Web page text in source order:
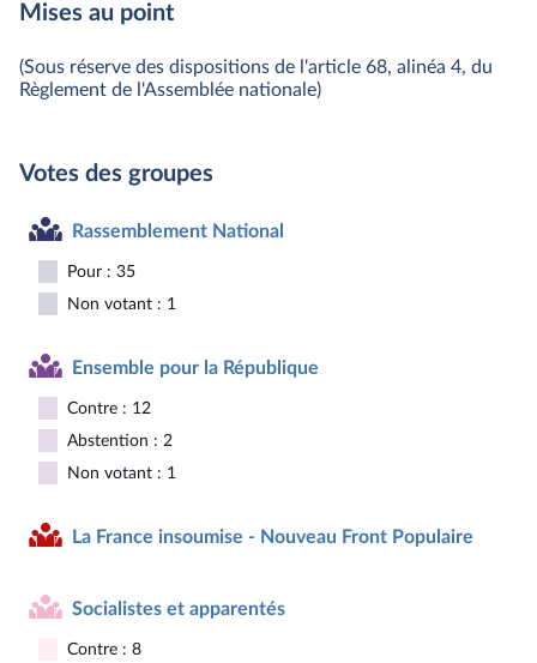
Mises au point
(Sous réserve des dispositions de l'article 68, alinéa 4, du
Règlement de l'Assemblée nationale)
Votes des groupes
Rassemblement National
Pour : 35
Non votant : 1
Ensemble pour la République
Contre : 12
Abstention : 2
Non votant : 1
La France insoumise - Nouveau Front Populaire
Socialistes et apparentés
Contre : 8